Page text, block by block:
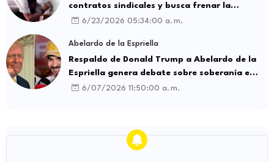
contratos sindicales y busca frenar la
intermediación laboral ilegal
6/23/2026 05:34:00 a. m.
Abelardo de la Espriella
Respaldo de Donald Trump a Abelardo de la
Espriella genera debate sobre soberanía e
influencia internacional
6/07/2026 11:50:00 a. m.